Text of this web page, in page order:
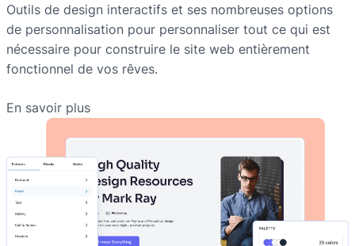
Outils de design interactifs et ses nombreuses options
de personnalisation pour personnaliser tout ce qui est
nécessaire pour construire le site web entièrement
fonctionnel de vos rêves.
En savoir plus